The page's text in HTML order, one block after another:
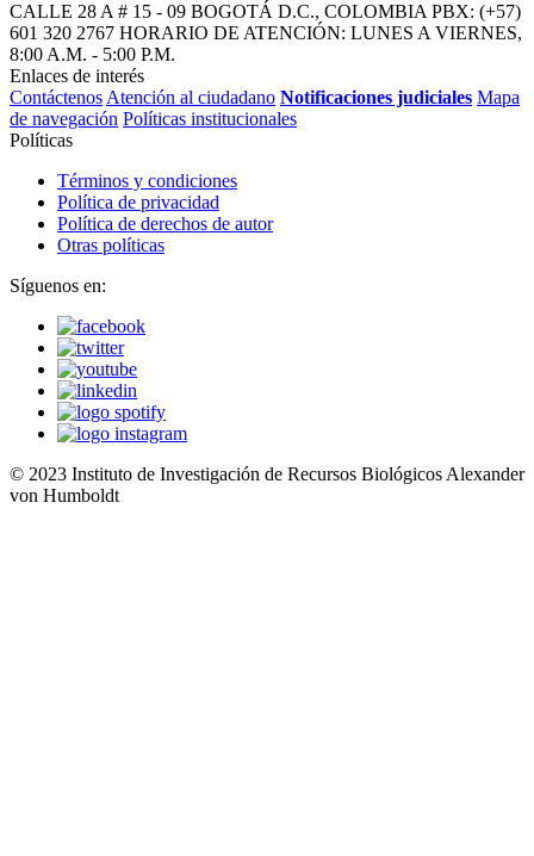
CALLE 28 A # 15 - 09 BOGOTÁ D.C., COLOMBIA PBX: (+57)
601 320 2767 HORARIO DE ATENCIÓN: LUNES A VIERNES,
8:00 A.M. - 5:00 P.M.
Enlaces de interés
Contáctenos Atención al ciudadano Notificaciones judiciales Mapa
de navegación Políticas institucionales
Políticas
Términos y condiciones
Política de privacidad
Política de derechos de autor
Otras políticas
Síguenos en:
© 2023 Instituto de Investigación de Recursos Biológicos Alexander
von Humboldt